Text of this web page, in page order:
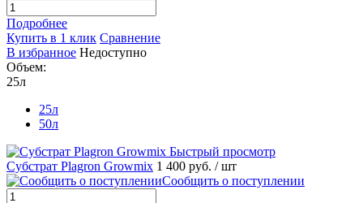
Подробнее
Купить в 1 клик Сравнение
В избранное Недоступно
Объем:
25л
25л
50л
Быстрый просмотр
Субстрат Plagron Growmix 1 400 руб. / шт
Сообщить о поступлении